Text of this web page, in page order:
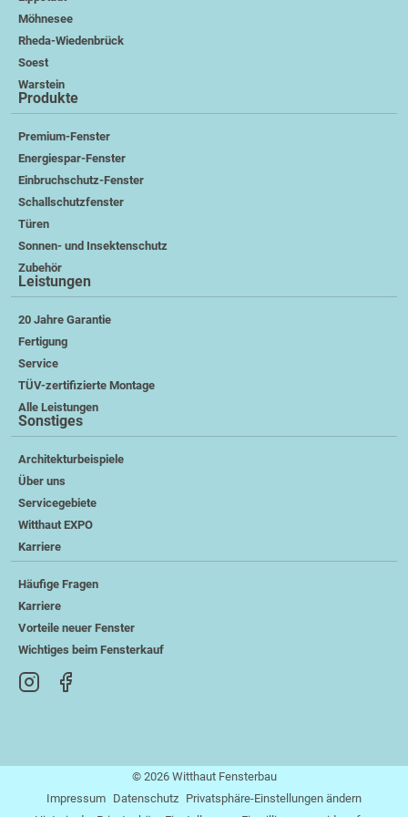
Möhnesee
Rheda-Wiedenbrück
Soest
Warstein
Produkte
Premium-Fenster
Energiespar-Fenster
Einbruchschutz-Fenster
Schallschutzfenster
Türen
Sonnen- und Insektenschutz
Zubehör
Leistungen
20 Jahre Garantie
Fertigung
Service
TÜV-zertifizierte Montage
Alle Leistungen
Sonstiges
Architekturbeispiele
Über uns
Servicegebiete
Witthaut EXPO
Karriere
Häufige Fragen
Karriere
Vorteile neuer Fenster
Wichtiges beim Fensterkauf
© 2026 Witthaut Fensterbau
Impressum Datenschutz Privatsphäre-Einstellungen ändern